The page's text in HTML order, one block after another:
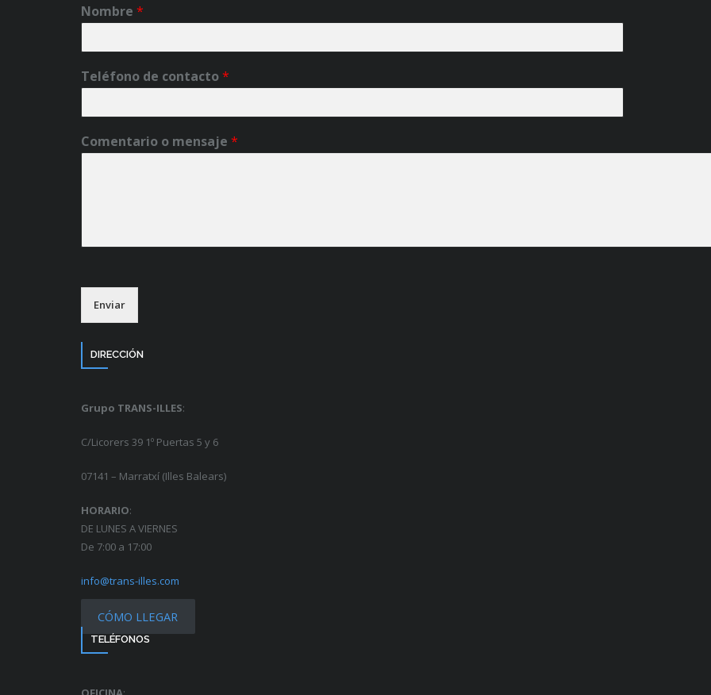
Nombre *
Teléfono de contacto*
Comentario o mensaje *
Enviar
DIRECCIÓN
Grupo TRANS-ILLES:
C/Licorers 39 1º Puertas 5 y 6
07141 – Marratxí (Illes Balears)
HORARIO:
DE LUNES A VIERNES
De 7:00 a 17:00
info@trans-illes.com
CÓMO LLEGAR
TELÉFONOS